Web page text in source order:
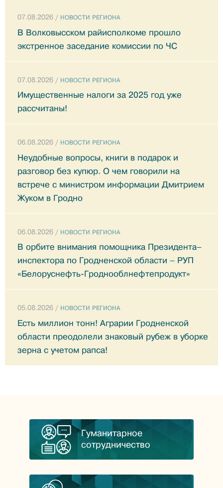
07.08.2026 / НОВОСТИ РЕГИОНА
В Волковысском райисполкоме прошло
экстренное заседание комиссии по ЧС
07.08.2026 / НОВОСТИ РЕГИОНА
Имущественные налоги за 2025 год уже
рассчитаны!
06.08.2026 / НОВОСТИ РЕГИОНА
Неудобные вопросы, книги в подарок и
разговор без купюр. О чем говорили на
встрече с министром информации Дмитрием
Жуком в Гродно
06.08.2026 / НОВОСТИ РЕГИОНА
В орбите внимания помощника Президента–
инспектора по Гродненской области – РУП
«Белоруснефть-Гроднооблнефтепродукт»
05.08.2026 / НОВОСТИ РЕГИОНА
Есть миллион тонн! Аграрии Гродненской
области преодолели знаковый рубеж в уборке
зерна с учетом рапса!
Гуманитарное
сотрудничество